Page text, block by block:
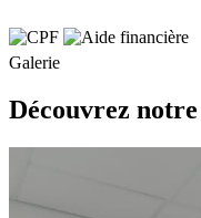
Galerie
Découvrez